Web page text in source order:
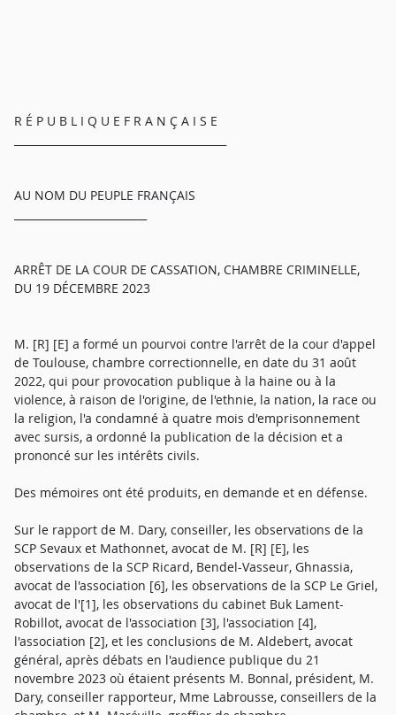
R É P U B L I Q U E F R A N Ç A I S E
AU NOM DU PEUPLE FRANÇAIS
ARRÊT DE LA COUR DE CASSATION, CHAMBRE CRIMINELLE,
DU 19 DÉCEMBRE 2023
M. [R] [E] a formé un pourvoi contre l'arrêt de la cour d'appel
de Toulouse, chambre correctionnelle, en date du 31 août
2022, qui pour provocation publique à la haine ou à la
violence, à raison de l'origine, de l'ethnie, la nation, la race ou
la religion, l'a condamné à quatre mois d'emprisonnement
avec sursis, a ordonné la publication de la décision et a
prononcé sur les intérêts civils.
Des mémoires ont été produits, en demande et en défense.
Sur le rapport de M. Dary, conseiller, les observations de la
SCP Sevaux et Mathonnet, avocat de M. [R] [E], les
observations de la SCP Ricard, Bendel-Vasseur, Ghnassia,
avocat de l'association [6], les observations de la SCP Le Griel,
avocat de l'[1], les observations du cabinet Buk Lament-
Robillot, avocat de l'association [3], l'association [4],
l'association [2], et les conclusions de M. Aldebert, avocat
général, après débats en l'audience publique du 21
novembre 2023 où étaient présents M. Bonnal, président, M.
Dary, conseiller rapporteur, Mme Labrousse, conseillers de la